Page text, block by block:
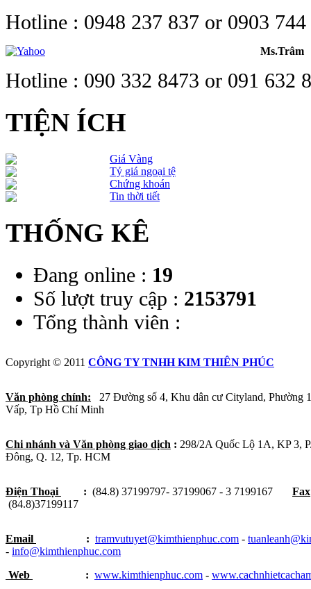
Hotline : 0948 237 837 or 0903 744
Ms.Trâm
Hotline : 090 332 8473 or 091 632
TIỆN ÍCH
Giá Vàng
Tỷ giá ngoại tệ
Chứng khoán
Tin thời tiết
THỐNG KÊ
Đang online : 19
Số lượt truy cập : 2153791
Tổng thành viên :
Copyright © 2011 CÔNG TY TNHH KIM THIÊN PHÚC
Văn phòng chính:
27 Đường số 4, Khu dân cư Cityland, Phường
Vấp, Tp Hồ Chí Minh
Chi nhánh và Văn phòng giao dịch : 298/2A Quốc Lộ 1A, KP 3,
Đông, Q. 12, Tp. HCM
Điện Thoại : (84.8) 37199797- 37199067 - 3 7199167 Fax
(84.8)37199117
Email : tramvutuyet@kimthienphuc.com -
- info@kimthienphuc.com
Web
: www.kimthienphuc.com -